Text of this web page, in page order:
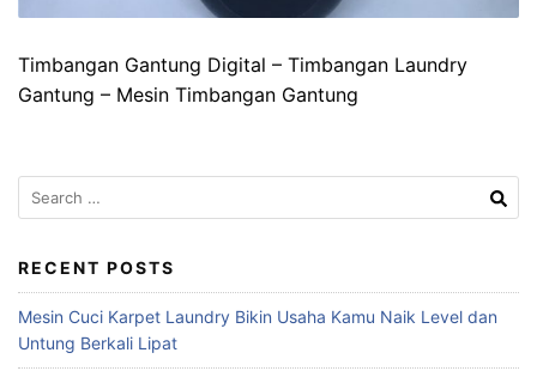
Timbangan Gantung Digital – Timbangan Laundry
Gantung – Mesin Timbangan Gantung
Search
for:
RECENT POSTS
Mesin Cuci Karpet Laundry Bikin Usaha Kamu Naik Level dan
Untung Berkali Lipat